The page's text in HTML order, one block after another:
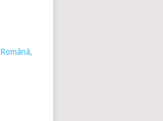
Românã,